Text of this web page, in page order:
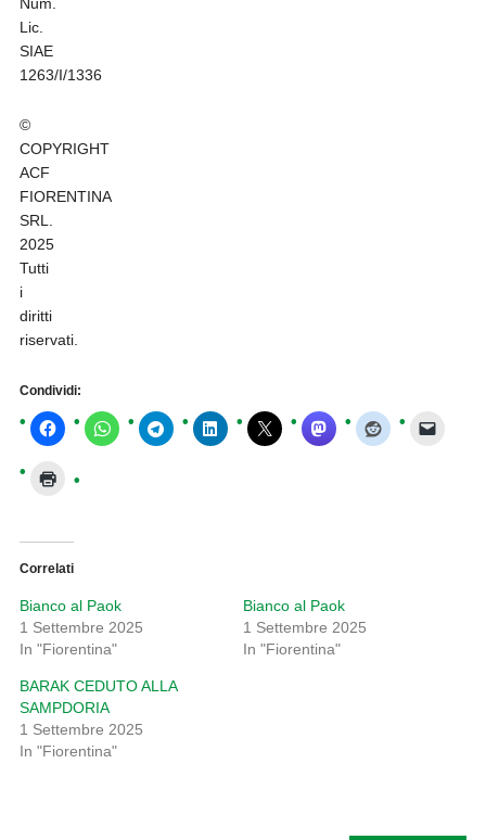
Num.
Lic.
SIAE
1263/I/1336
©
COPYRIGHT
ACF
FIORENTINA
SRL.
2025
Tutti
i
diritti
riservati.
Condividi:
Correlati
Bianco al Paok
1 Settembre 2025
In "Fiorentina"
Bianco al Paok
1 Settembre 2025
In "Fiorentina"
BARAK CEDUTO ALLA
SAMPDORIA
1 Settembre 2025
In "Fiorentina"